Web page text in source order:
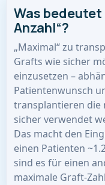
Was
Anzahl“?
„Maximal“ zu
Grafts wie sicher
einzusetzen –
Patientenwunsch
transplantieren die
sicher verwendet
Das macht den
einen Patienten
sind es für einen
maximale Graft-